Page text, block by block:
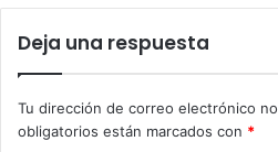
Deja una respuesta
Tu dirección de correo electrónico
obligatorios están marcados con *